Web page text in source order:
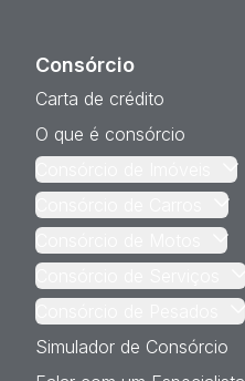
Consórcio
Carta de crédito
O que é consórcio
Consórcio de Imóveis
Consórcio de Carros
Consórcio de Motos
Consórcio de Serviços
Consórcio de Pesados
Simulador de Consórcio